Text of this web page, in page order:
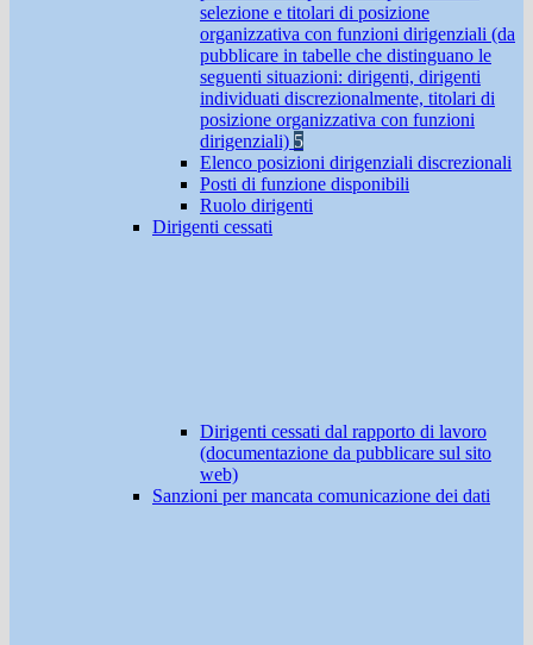
selezione e titolari di posizione
organizzativa con funzioni dirigenziali (da
pubblicare in tabelle che distinguano le
seguenti situazioni: dirigenti, dirigenti
individuati discrezionalmente, titolari di
posizione organizzativa con funzioni
dirigenziali) 5
Elenco posizioni dirigenziali discrezionali
Posti di funzione disponibili
Ruolo dirigenti
Dirigenti cessati
Dirigenti cessati dal rapporto di lavoro
(documentazione da pubblicare sul sito
web)
Sanzioni per mancata comunicazione dei dati